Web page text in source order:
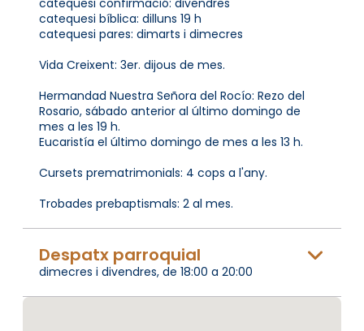
catequesi bíblica: dilluns 19 h
catequesi pares: dimarts i dimecres
Vida Creixent: 3er. dijous de mes.
Hermandad Nuestra Señora del Rocío: Rezo del
Rosario, sábado anterior al último domingo de
mes a les 19 h.
Eucaristía el último domingo de mes a les 13 h.
Cursets prematrimonials: 4 cops a l'any.
Trobades prebaptismals: 2 al mes.
Despatx parroquial
dimecres i divendres, de 18:00 a 20:00